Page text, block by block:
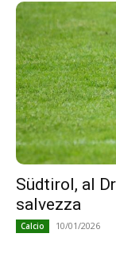
Südtirol, al
salvezza
Calcio 10/01/2026